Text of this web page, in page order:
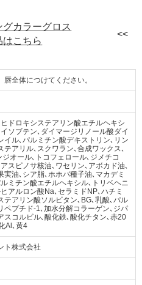
カラーグロス
はこちら
唇全体につけてください。
ドロキシステアリン酸エチルヘキシ
ソブテン､ダイマージリノール酸ダイ
イル､パルミチン酸デキストリン､リン
テアリル､スクワラン､合成ワックス､
ジオール､トコフェロール､ジメチコ
スピノサ核油､ワセリン､アボカド油､
実油､シア脂､ホホバ種子油､マカデミ
ミチン酸エチルヘキシル､トリベヘニ
アルロン酸Na､セラミドNP､ハチミ
テアリン酸ソルビタン､BG､乳酸､パル
ペプチド-1､加水分解コラーゲン､ジパ
スコルビル､酸化鉄､酸化チタン､赤20
Al､黄4
ト株式会社